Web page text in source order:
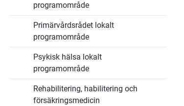
programområde
Primärvårdsrådet lokalt
programområde
Psykisk hälsa lokalt
programområde
Rehabilitering, habilitering och
försäkringsmedicin